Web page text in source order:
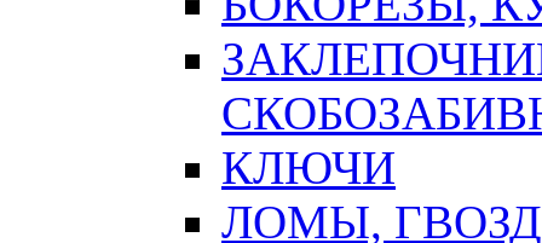
КЛЮЧИ
ЛОМЫ,